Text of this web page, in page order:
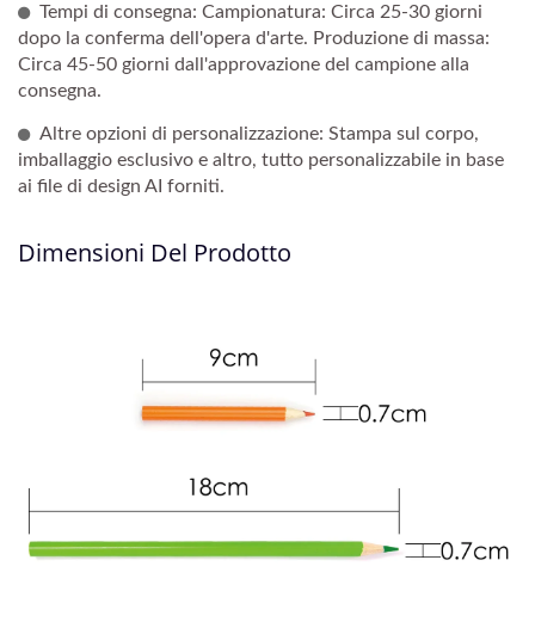
Tempi di consegna: Campionatura: Circa 25-30 giorni
dopo la conferma dell'opera d'arte. Produzione di massa:
Circa 45-50 giorni dall'approvazione del campione alla
consegna.
Altre opzioni di personalizzazione: Stampa sul corpo,
imballaggio esclusivo e altro, tutto personalizzabile in base
ai file di design AI forniti.
Dimensioni Del Prodotto